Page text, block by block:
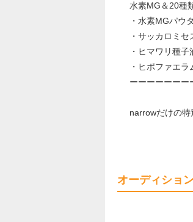
水素MG＆20種
・水素MGパウ
・サッカロミ
・ヒマワリ種
・ヒポファエ
ーーーーーーー
narrowだけの特
オーディショ